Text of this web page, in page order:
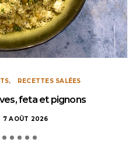
RECETTES SALÉES
feta et pignons
7 AOÛT 2026